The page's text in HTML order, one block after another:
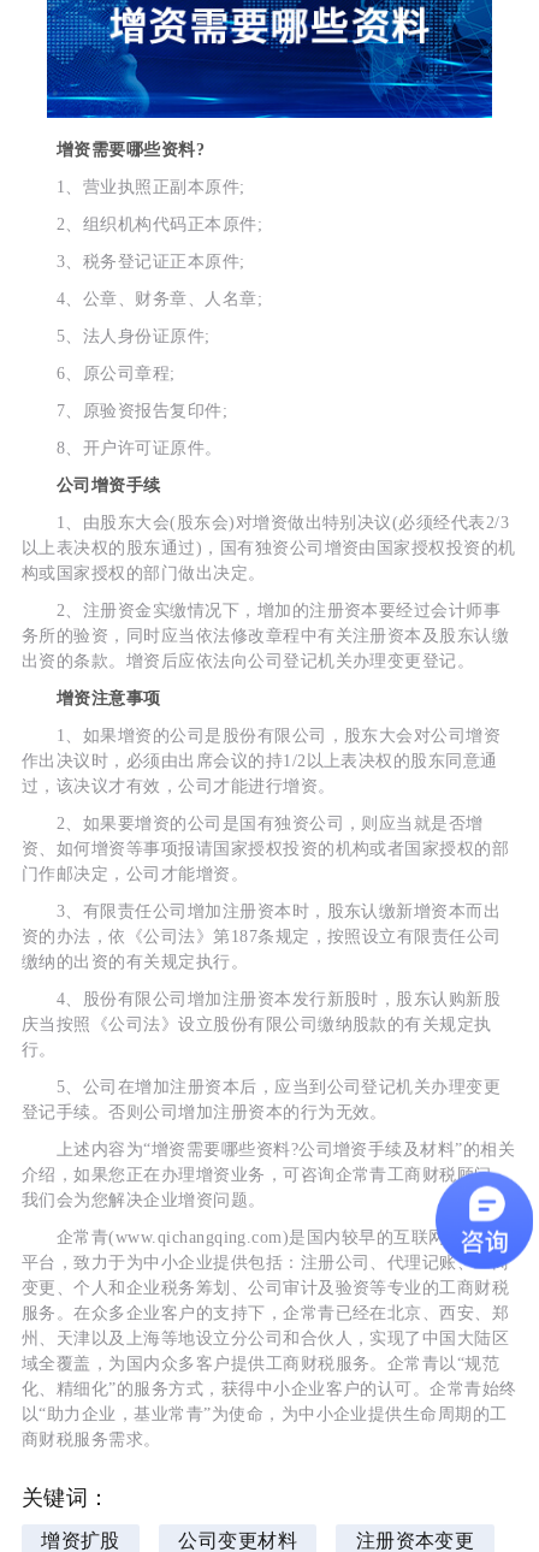
增资需要哪些资料?
1、营业执照正副本原件;
2、组织机构代码正本原件;
3、税务登记证正本原件;
4、公章、财务章、人名章;
5、法人身份证原件;
6、原公司章程;
7、原验资报告复印件;
8、开户许可证原件。
公司增资手续
1、由股东大会(股东会)对增资做出特别决议(必须经代表2/3
以上表决权的股东通过)，国有独资公司增资由国家授权投资的机
构或国家授权的部门做出决定。
2、注册资金实缴情况下，增加的注册资本要经过会计师事
务所的验资，同时应当依法修改章程中有关注册资本及股东认缴
出资的条款。增资后应依法向公司登记机关办理变更登记。
增资注意事项
1、如果增资的公司是股份有限公司，股东大会对公司增资
作出决议时，必须由出席会议的持1/2以上表决权的股东同意通
过，该决议才有效，公司才能进行增资。
2、如果要增资的公司是国有独资公司，则应当就是否增
资、如何增资等事项报请国家授权投资的机构或者国家授权的部
门作邮决定，公司才能增资。
3、有限责任公司增加注册资本时，股东认缴新增资本而出
资的办法，依《公司法》第187条规定，按照设立有限责任公司
缴纳的出资的有关规定执行。
4、股份有限公司增加注册资本发行新股时，股东认购新股
庆当按照《公司法》设立股份有限公司缴纳股款的有关规定执
行。
5、公司在增加注册资本后，应当到公司登记机关办理变更
登记手续。否则公司增加注册资本的行为无效。
上述内容为“增资需要哪些资料?公司增资手续及材料”的相关
介绍，如果您正在办理增资业务，可咨询企常青工商财税顾问，
我们会为您解决企业增资问题。
企常青(www.qichangqing.com)是国内较早的互联网财税服务
平台，致力于为中小企业提供包括：注册公司、代理记账、工商
变更、个人和企业税务筹划、公司审计及验资等专业的工商财税
服务。在众多企业客户的支持下，企常青已经在北京、西安、郑
州、天津以及上海等地设立分公司和合伙人，实现了中国大陆区
域全覆盖，为国内众多客户提供工商财税服务。企常青以“规范
化、精细化”的服务方式，获得中小企业客户的认可。企常青始终
以“助力企业，基业常青”为使命，为中小企业提供生命周期的工
商财税服务需求。
关键词：
增资扩股 公司变更材料 注册资本变更